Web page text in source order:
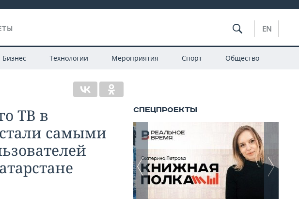
EN
Бизнес Технологии Мероприятия Спорт Общество
ТВ в
самыми